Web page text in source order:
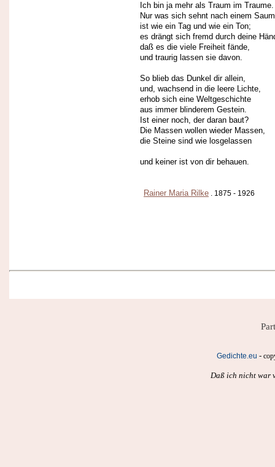
Ich bin ja mehr als Traum im Traume.
Nur was sich sehnt nach einem
ist wie ein Tag und wie ein Ton;
es drängt sich fremd durch deine
daß es die viele Freiheit fände,
und traurig lassen sie davon.
So blieb das Dunkel dir allein,
und, wachsend in die leere Lichte,
erhob sich eine Weltgeschichte
aus immer blinderem Gestein.
Ist einer noch, der daran baut?
Die Massen wollen wieder Massen,
die Steine sind wie losgelassen
und keiner ist von dir behauen.
Rainer Maria Rilke . 1875 - 1926
Gedichte.eu -
Daß ich nicht war